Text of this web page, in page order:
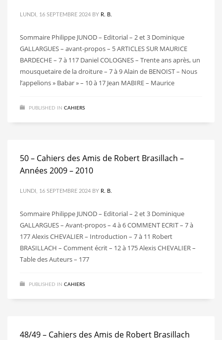
LUNDI, 16 SEPTEMBRE 2024 BY R. B.
Sommaire Philippe JUNOD – Editorial – 2 et 3 Dominique
GALLARGUES – avant-propos – 5 ARTICLES SUR MAURICE
BARDECHE – 7 à 117 Daniel COLOGNES – Trente ans après, un
mousquetaire de la droiture – 7 à 9 Alain de BENOIST – Nous
l’appelions » Babar » – 10 à 17 Jean MABIRE – Maurice
PUBLISHED IN CAHIERS
50 – Cahiers des Amis de Robert Brasillach –
Années 2009 – 2010
LUNDI, 16 SEPTEMBRE 2024 BY R. B.
Sommaire Philippe JUNOD – Editorial – 2 et 3 Dominique
GALLARGUES – Avant-propos – 4 à 6 COMMENT ECRIT – 7 à
177 Alexis CHEVALIER – Introduction – 7 à 11 Robert
BRASILLACH – Comment écrit – 12 à 175 Alexis CHEVALIER –
Table des Auteurs – 177
PUBLISHED IN CAHIERS
48/49 – Cahiers des Amis de Robert Brasillach